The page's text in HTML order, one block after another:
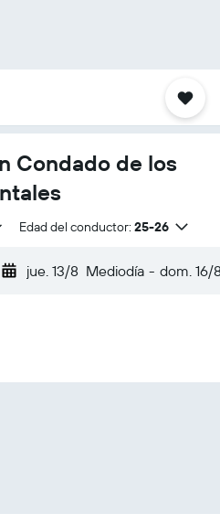
Condado de los
Edad del conductor: 25-26
jue. 13/8 Mediodía - dom. 16/